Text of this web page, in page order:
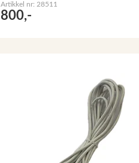
Artikkel nr: 28511
800,-